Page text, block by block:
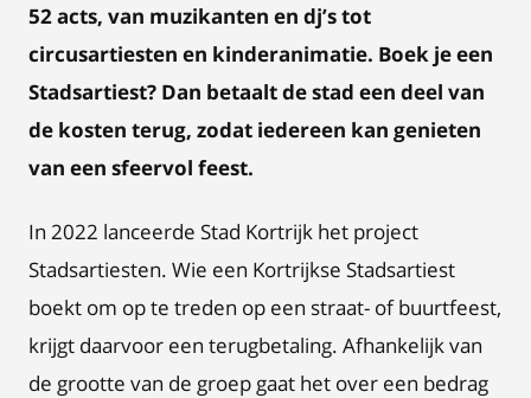
52 acts, van muzikanten en dj’s tot
circusartiesten en kinderanimatie. Boek je een
Stadsartiest? Dan betaalt de stad een deel van
de kosten terug, zodat iedereen kan genieten
van een sfeervol feest.
In 2022 lanceerde Stad Kortrijk het project
Stadsartiesten. Wie een Kortrijkse Stadsartiest
boekt om op te treden op een straat- of buurtfeest,
krijgt daarvoor een terugbetaling. Afhankelijk van
de grootte van de groep gaat het over een bedrag